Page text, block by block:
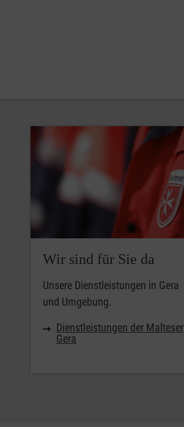
Wir sind für Sie da
Unsere Dienstleistungen in Gera
und Umgebung.
Dienstleistungen der Malteser
Gera